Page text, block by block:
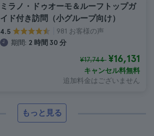
ミラノ・ドゥオーモ＆ルーフトップガ
イド付き訪問（小グループ向け）
4.5
981 お客様の声
期間: 2 時間 30 分
¥17,744 ¥16,131
キャンセル料無料
追加料金はございません
もっと見る